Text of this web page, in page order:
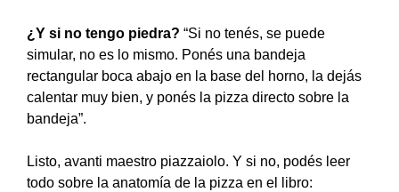
¿Y si no tengo piedra? “Si no tenés, se puede
simular, no es lo mismo. Ponés una bandeja
rectangular boca abajo en la base del horno, la dejás
calentar muy bien, y ponés la pizza directo sobre la
bandeja”.
Listo, avanti maestro piazzaiolo. Y si no, podés leer
todo sobre la anatomía de la pizza en el libro: